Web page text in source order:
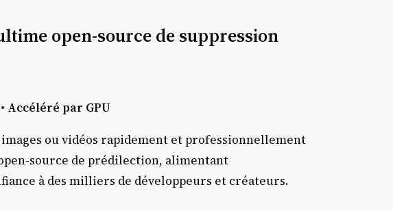
open-source de suppression
Accéléré par GPU
ou vidéos rapidement et professionnellement
source de prédilection, alimentant
à des milliers de développeurs et créateurs.